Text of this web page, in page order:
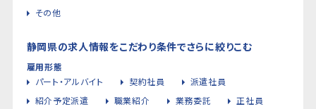
その他
静岡県の求人情報をこだわり条件でさらに絞りこむ
雇用形態
パート・アルバイト
契約社員
派遣社員
紹介予定派遣
職業紹介 業務委託 正社員